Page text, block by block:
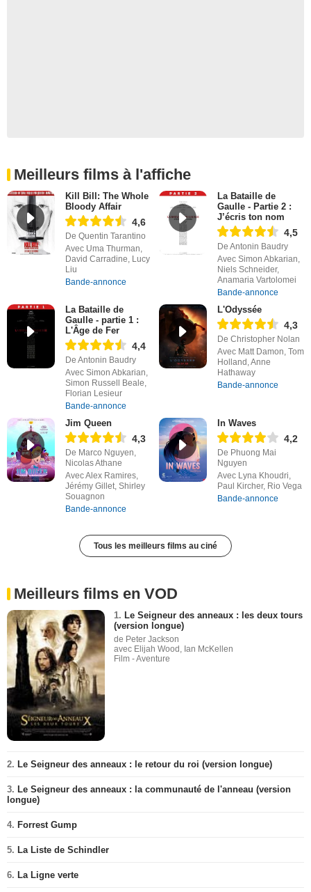
Meilleurs films à l'affiche
Kill Bill: The Whole
Bloody Affair
4,6
De Quentin Tarantino
Avec Uma Thurman,
David Carradine, Lucy
Liu
Bande-annonce
La Bataille de
Gaulle - Partie 2 :
J’écris ton nom
4,5
De Antonin Baudry
Avec Simon Abkarian,
Niels Schneider,
Anamaria Vartolomei
Bande-annonce
La Bataille de
Gaulle - partie 1 :
L'Âge de Fer
4,4
De Antonin Baudry
Avec Simon Abkarian,
Simon Russell Beale,
Florian Lesieur
Bande-annonce
L'Odyssée
4,3
De Christopher Nolan
Avec Matt Damon, Tom
Holland, Anne
Hathaway
Bande-annonce
Jim Queen
4,3
De Marco Nguyen,
Nicolas Athane
Avec Alex Ramires,
Jérémy Gillet, Shirley
Souagnon
Bande-annonce
In Waves
4,2
De Phuong Mai
Nguyen
Avec Lyna Khoudri,
Paul Kircher, Rio Vega
Bande-annonce
Tous les meilleurs films au ciné
Meilleurs films en VOD
1. Le Seigneur des anneaux : les deux tours
(version longue)
de Peter Jackson
avec Elijah Wood, Ian McKellen
Film - Aventure
2. Le Seigneur des anneaux : le retour du roi (version longue)
3. Le Seigneur des anneaux : la communauté de l'anneau (version
longue)
4. Forrest Gump
5. La Liste de Schindler
6. La Ligne verte